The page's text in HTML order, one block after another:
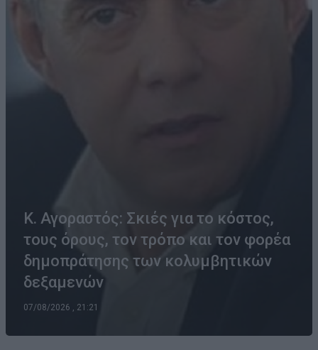
Κ. Αγοραστός: Σκιές για το κόστος,
τους όρους, τον τρόπο και τον φορέα
δημοπράτησης των κολυμβητικών
δεξαμενών
07/08/2026 , 21:21